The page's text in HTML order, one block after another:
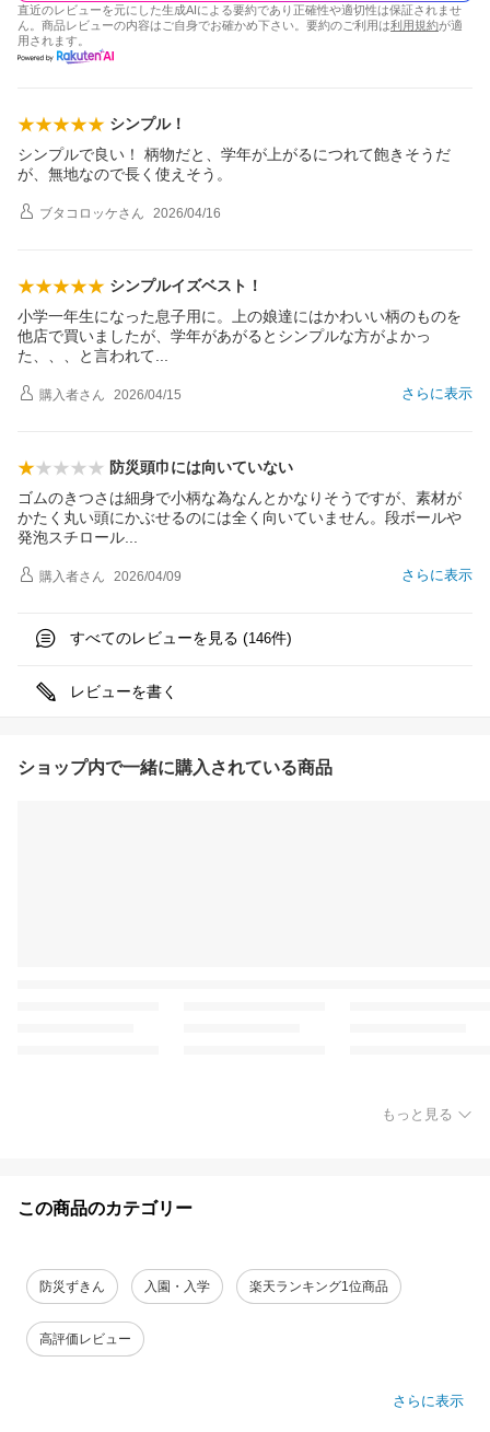
直近のレビューを元にした生成AIによる要約であり正確性や適切性は保証されませ
ん。商品レビューの内容はご自身でお確かめ下さい。要約のご利用は利用規約が適
用されます。
シンプル！
シンプルで良い！ 柄物だと、学年が上がるにつれて飽きそうだ
が、無地なので長く使えそう。
ブタコロッケさん 2026/04/16
シンプルイズベスト！
小学一年生になった息子用に。上の娘達にはかわいい柄のものを
他店で買いましたが、学年があがるとシンプルな方がよかっ
た、、、と言われて
さらに表示
購入者さん 2026/04/15
防災頭巾には向いていない
ゴムのきつさは細身で小柄な為なんとかなりそうですが、素材が
かたく丸い頭にかぶせるのには全く向いていません。段ボールや
発泡スチロール
さらに表示
購入者さん 2026/04/09
すべてのレビューを見る (146件)
レビューを書く
ショップ内で一緒に購入されている商品
もっと見る
この商品のカテゴリー
防災ずきん 入園・入学 楽天ランキング1位商品
高評価レビュー
さらに表示